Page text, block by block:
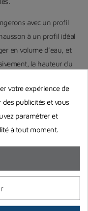
avec un profil
à un profil idéal
en volume d’eau, et
la hauteur du
la perte de puissance
votre expérience de
publicités et vous
paramétrer et
à tout moment.